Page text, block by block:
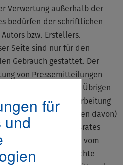
für
und
Verwertung außerhalb der
bedürfen der schriftlichen
bzw. Erstellers.
Seite sind nur für den
Gebrauch gestattet. Der
von Pressemitteilungen
gestattet. Im Übrigen
im Internet), Verarbeitung
Inhalte (oder Teilen davon)
des Wirtschaftsrates
dieser Seite nicht vom
die Urheberrechte